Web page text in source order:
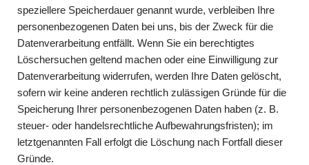
speziellere Speicherdauer genannt wurde, verbleiben Ihre
personenbezogenen Daten bei uns, bis der Zweck für die
Datenverarbeitung entfällt. Wenn Sie ein berechtigtes
Löschersuchen geltend machen oder eine Einwilligung zur
Datenverarbeitung widerrufen, werden Ihre Daten gelöscht,
sofern wir keine anderen rechtlich zulässigen Gründe für die
Speicherung Ihrer personenbezogenen Daten haben (z. B.
steuer- oder handelsrechtliche Aufbewahrungsfristen); im
letztgenannten Fall erfolgt die Löschung nach Fortfall dieser
Gründe.